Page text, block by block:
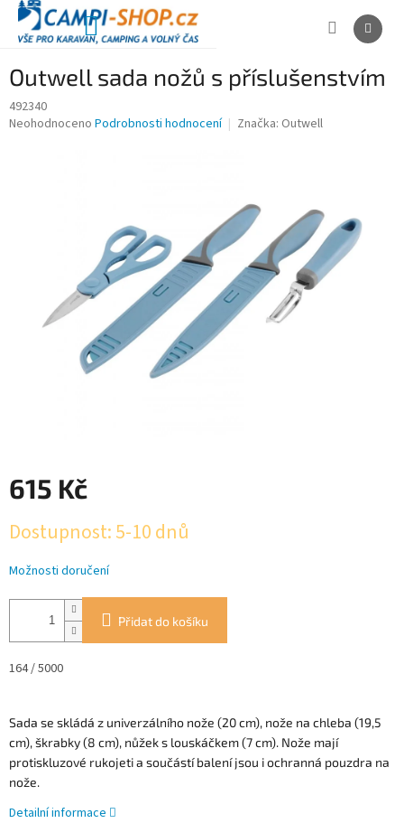
Přejít
obsah
NÁKUPNÍ
Outwell sada nožů s příslušenstvím
492340
Průměrné
Neohodnoceno Podrobnosti hodnocení Značka: Outwell
615 Kč
cena:
Dostupnost: 5-10 dnů
Možnosti doručení
Přidat do košíku
164/ 5000
Sada se skládá z univerzálního nože (20 cm), nože na chleba (19,5
cm), škrabky (8 cm), nůžek s louskáčkem (7 cm). Nože mají
protiskluzové rukojeti a součástí balení jsou i ochranná pouzdra na
nože.
Detailní informace